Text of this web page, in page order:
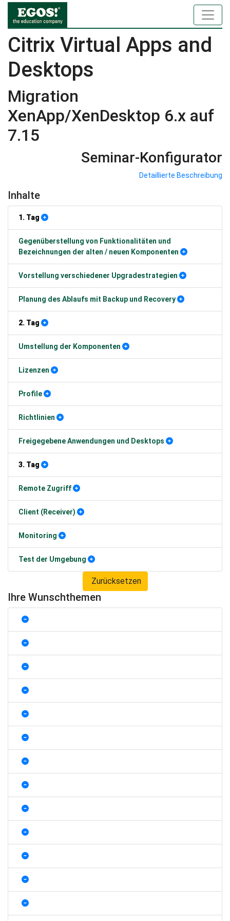
Citrix Virtual Apps and
Desktops
Migration
XenApp/XenDesktop 6.x auf
7.15
Seminar-Konfigurator
Detaillierte Beschreibung
Inhalte
1. Tag
Gegenüberstellung von Funktionalitäten und
Bezeichnungen der alten / neuen Komponenten
Vorstellung verschiedener Upgradestrategien
Planung des Ablaufs mit Backup und Recovery
2. Tag
Umstellung der Komponenten
Lizenzen
Profile
Richtlinien
Freigegebene Anwendungen und Desktops
3. Tag
Remote Zugriff
Client (Receiver)
Monitoring
Test der Umgebung
Zurücksetzen
Ihre Wunschthemen